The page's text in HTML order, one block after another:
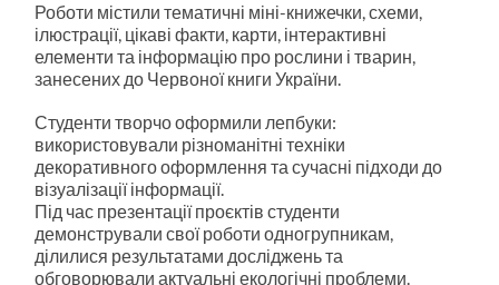
Роботи містили тематичні міні-книжечки, схеми,
ілюстрації, цікаві факти, карти, інтерактивні
елементи та інформацію про рослини і тварин,
занесених до Червоної книги України.
Студенти творчо оформили лепбуки:
використовували різноманітні техніки
декоративного оформлення та сучасні підходи до
візуалізації інформації.
Під час презентації проєктів студенти
демонстрували свої роботи одногрупникам,
ділилися результатами досліджень та
обговорювали актуальні екологічні проблеми.